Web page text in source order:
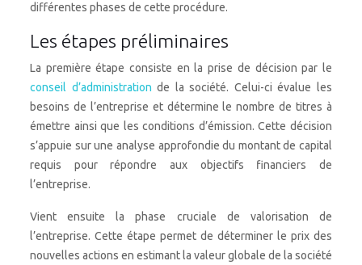
différentes phases de cette procédure.
Les étapes préliminaires
La première étape consiste en la prise de décision par le
conseil d’administration de la société. Celui-ci évalue les
besoins de l’entreprise et détermine le nombre de titres à
émettre ainsi que les conditions d’émission. Cette décision
s’appuie sur une analyse approfondie du montant de capital
requis pour répondre aux objectifs financiers de
l’entreprise.
Vient ensuite la phase cruciale de valorisation de
l’entreprise. Cette étape permet de déterminer le prix des
nouvelles actions en estimant la valeur globale de la société